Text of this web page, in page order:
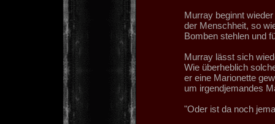
Murray beginnt
der Menschheit, so
Bomben stehlen und
Murray lässt sich
Wie überheblich
er eine Marionette
um irgendjemandes
"Oder ist da noch